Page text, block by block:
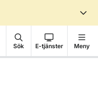
Sök E-tjänster Meny